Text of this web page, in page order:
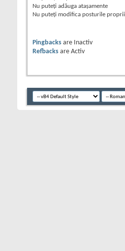
Nu puteţi adăuga ataşamente
Nu puteţi modifica posturile proprii
Pingbacks are
Inactiv
Refbacks are Activ